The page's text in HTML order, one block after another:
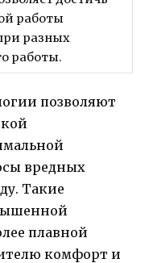
работы
разных
работы.
позволяют
вредных
Такие
плавной
комфорт и